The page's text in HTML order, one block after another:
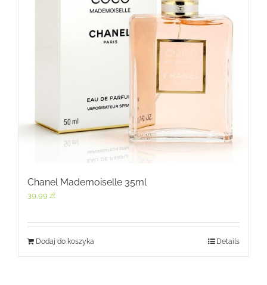
Chanel Mademoiselle 35ml
39,99 zł
Dodaj do koszyka Details